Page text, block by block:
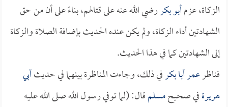
الزكاة، عزمأبو بكررضي الله عنه على قتالهم، بناءً على أن من حق
الشهادتين أداء الزكاة، ولم يكن عنده الحديث بإضافة الصلاة والزكاة
إلى الشهادتين كما في هذا الحديث.
فناظرعمرأبا بكرفي ذلك، وجاءت المناظرة بينهما في حديثأبي
هريرةفي صحيحمسلمقال: (لما توفي رسول الله صلى الله عليه